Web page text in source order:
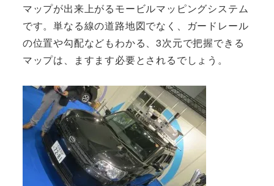
マップが出来上がるモービルマッピングシステム
です。単なる線の道路地図でなく、ガードレール
の位置や勾配などもわかる、3次元で把握できる
マップは、ますます必要とされるでしょう。